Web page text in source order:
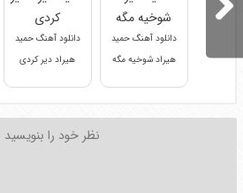
دانلود آهنگ حمید
هیراد شوخیه مگه
دانلود آهنگ حمید
هیراد دیر کردی